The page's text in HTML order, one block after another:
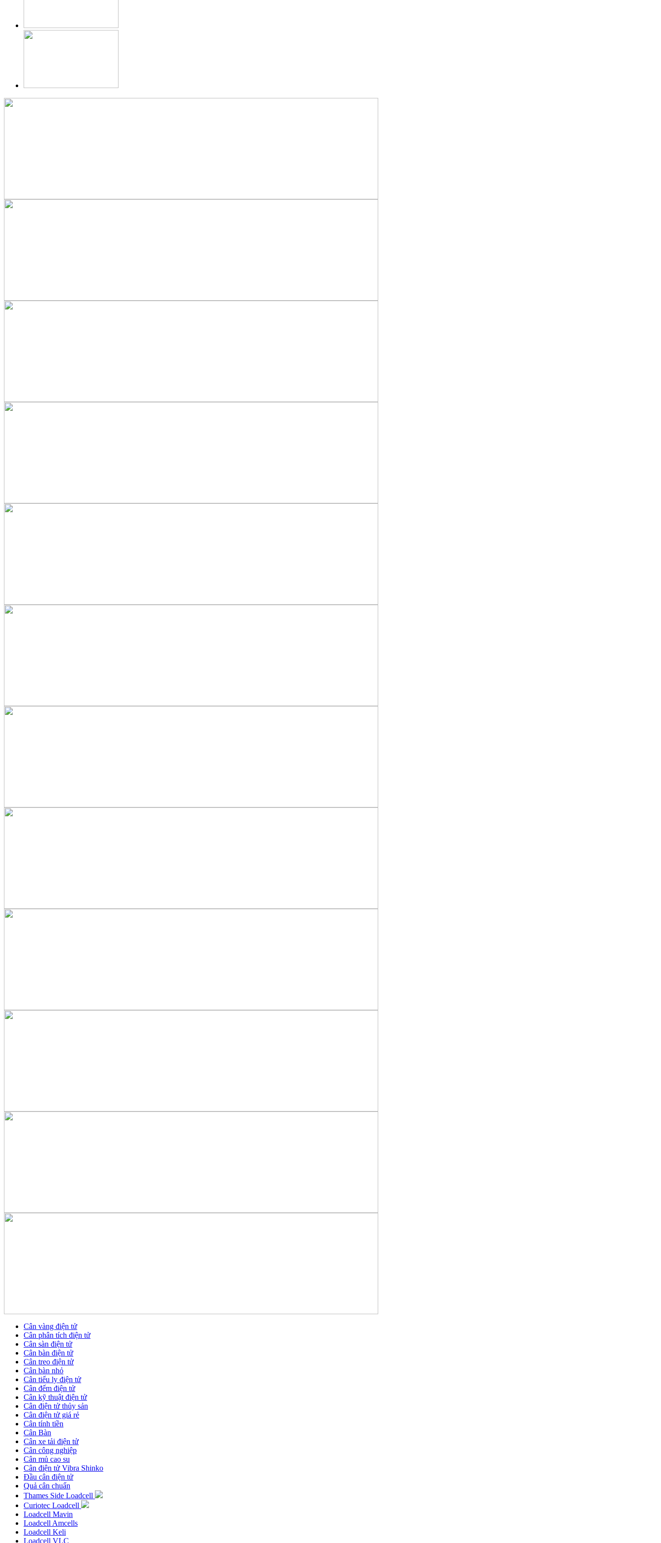
Cân vàng điện tử
Cân phân tích điện tử
Cân sàn điện tử
Cân bàn điện tử
Cân treo điện tử
Cân bàn nhỏ
Cân tiểu ly điện tử
Cân đếm điện tử
Cân kỹ thuật điện tử
Cân điện tử thủy sản
Cân điện tử giá rẻ
Cân tính tiền
Cân Bàn
Cân xe tải điện tử
Cân công nghiệp
Cân mủ cao su
Cân điện tử Vibra Shinko
Đầu cân điện tử
Quả cân chuẩn
Thames Side Loadcell
Curiotec Loadcell
Loadcell Mavin
Loadcell Amcells
Loadcell Keli
Loadcell VLC